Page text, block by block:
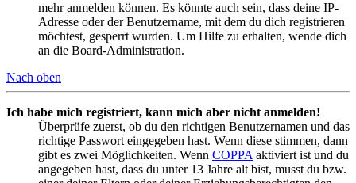
mehr anmelden können. Es könnte auch sein, dass deine IP-
Adresse oder der Benutzername, mit dem du dich registrieren
möchtest, gesperrt wurden. Um Hilfe zu erhalten, wende dich
an die Board-Administration.
Nach oben
Ich habe mich registriert, kann mich aber nicht anmelden!
Überprüfe zuerst, ob du den richtigen Benutzernamen und das
richtige Passwort eingegeben hast. Wenn diese stimmen, dann
gibt es zwei Möglichkeiten. Wenn COPPA aktiviert ist und du
angegeben hast, dass du unter 13 Jahre alt bist, musst du bzw.